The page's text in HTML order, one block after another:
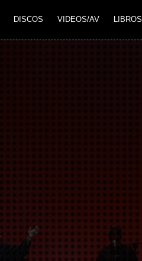
DISCOS VIDEOS/AV LIBROS